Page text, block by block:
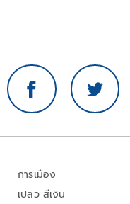
การเมือง
เปลว สีเงิน